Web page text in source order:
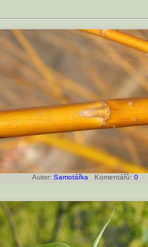
Autor: Samotářka Komentářů: 0